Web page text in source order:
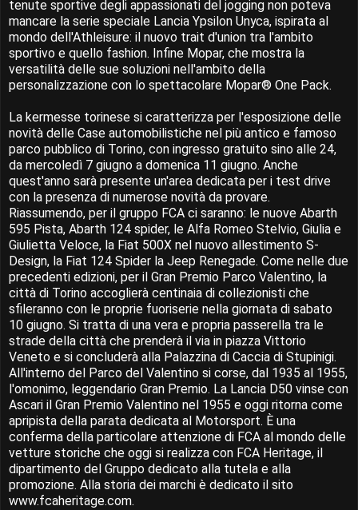
tenute sportive degli appassionati del jogging non poteva
mancare la serie speciale Lancia Ypsilon Unyca, ispirata al
mondo dell'Athleisure: il nuovo trait d'union tra l'ambito
sportivo e quello fashion. Infine Mopar, che mostra la
versatilità delle sue soluzioni nell'ambito della
personalizzazione con lo spettacolare Mopar® One Pack.
La kermesse torinese si caratterizza per l'esposizione delle
novità delle Case automobilistiche nel più antico e famoso
parco pubblico di Torino, con ingresso gratuito sino alle 24,
da mercoledì 7 giugno a domenica 11 giugno. Anche
quest'anno sarà presente un'area dedicata per i test drive
con la presenza di numerose novità da provare.
Riassumendo, per il gruppo FCA ci saranno: le nuove Abarth
595 Pista, Abarth 124 spider, le Alfa Romeo Stelvio, Giulia e
Giulietta Veloce, la Fiat 500X nel nuovo allestimento S-
Design, la Fiat 124 Spider la Jeep Renegade. Come nelle due
precedenti edizioni, per il Gran Premio Parco Valentino, la
città di Torino accoglierà centinaia di collezionisti che
sfileranno con le proprie fuoriserie nella giornata di sabato
10 giugno. Si tratta di una vera e propria passerella tra le
strade della città che prenderà il via in piazza Vittorio
Veneto e si concluderà alla Palazzina di Caccia di Stupinigi.
All'interno del Parco del Valentino si corse, dal 1935 al 1955,
l'omonimo, leggendario Gran Premio. La Lancia D50 vinse con
Ascari il Gran Premio Valentino nel 1955 e oggi ritorna come
apripista della parata dedicata al Motorsport. È una
conferma della particolare attenzione di FCA al mondo delle
vetture storiche che oggi si realizza con FCA Heritage, il
dipartimento del Gruppo dedicato alla tutela e alla
promozione. Alla storia dei marchi è dedicato il sito
www.fcaheritage.com.